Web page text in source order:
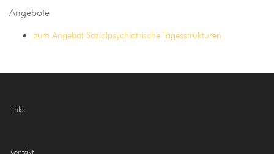
Angebote
zum Angebot Sozialpsychiatrische Tagesstrukturen
Links
Kontakt